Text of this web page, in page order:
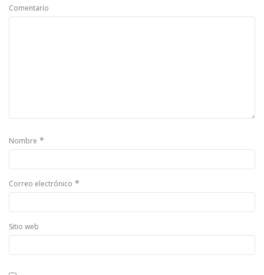
Comentario
Nombre *
Correo electrónico *
Sitio web